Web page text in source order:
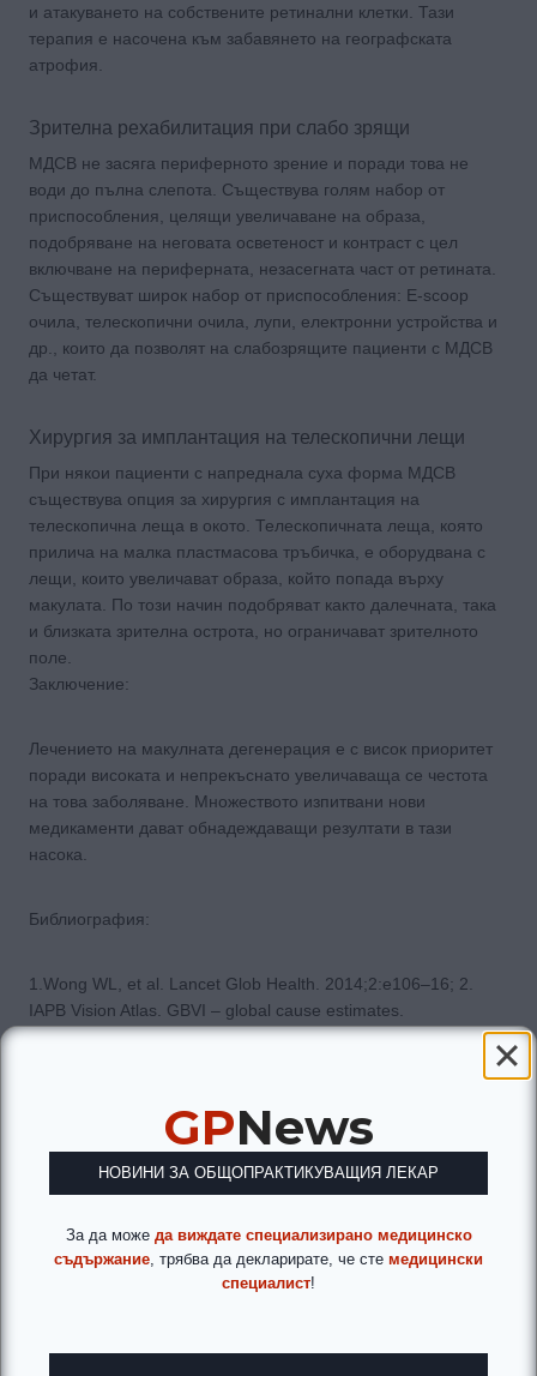
и атакуването на собствените ретинални клетки. Тази
терапия е насочена към забавянето на географската
атрофия.
Зрителна рехабилитация при слабо зрящи
МДСВ не засяга периферното зрение и поради това не
води до пълна слепота. Съществува голям набор от
приспособления, целящи увеличаване на образа,
подобряване на неговата осветеност и контраст с цел
включване на периферната, незасегната част от ретината.
Съществуват широк набор от приспособления: E-scoop
очила, телескопични очила, лупи, електронни устройства и
др., които да позволят на слабозрящите пациенти с МДСВ
да четат.
Хирургия за имплантация на телескопични лещи
При някои пациенти с напреднала суха форма МДСВ
съществува опция за хирургия с имплантация на
телескопична леща в окото. Телескопичната леща, която
прилича на малка пластмасова тръбичка, е оборудвана с
лещи, които увеличават образа, който попада върху
макулата. По този начин подобряват както далечната, така
и близката зрителна острота, но ограничават зрителното
поле.
Заключение:
Лечението на макулната дегенерация е с висок приоритет
поради високата и непрекъснато увеличаваща се честота
на това заболяване. Множеството изпитвани нови
медикаменти дават обнадеждаващи резултати в тази
насока.
Библиография:
1.Wong WL, et al. Lancet Glob Health. 2014;2:e106–16; 2.
IAPB Vision Atlas. GBVI – global cause estimates.
http://atlas.iapb.org/global-burden-vision-impairment/gbvi-
Scott Noggle, Daniel Paull, Lawrence J. Rizzolo, Lucian V. Del
Priore, Mark A. Fields. Stem Cells Translational
Medicine. 2019. Stem cell-derived retinal pigment epithelium
from patients with age-related macular degeneration exhibit
3. Hadziahmetovic M., Malek G. Age-Related Macular
Degeneration Revisited: From Pathology and Cellular Stress to
degeneration treatment options. Am. J. Manag.
GPNews
НОВИНИ ЗА ОБЩОПРАКТИКУВАЩИЯ ЛЕКАР
За да може да виждате специализирано медицинско
съдържание , трябва да декларирате, че сте медицински
специалист!